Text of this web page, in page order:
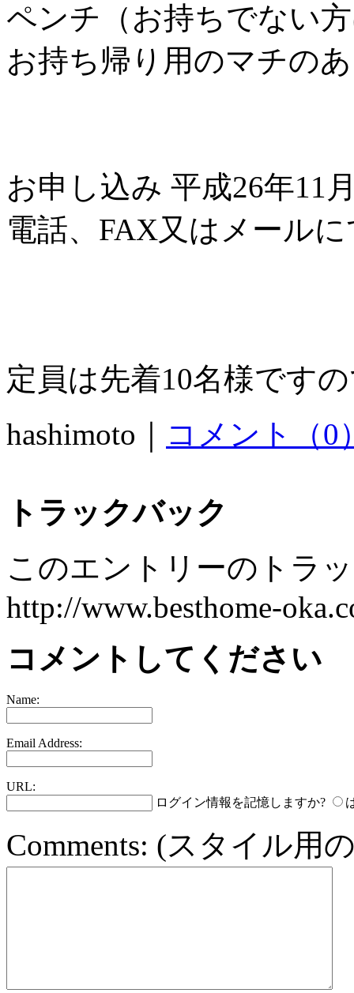
ペンチ（お持ちでない
お持ち帰り用のマチの
お申し込み 平成26年11
電話、FAX又はメール
定員は先着10名様です
hashimoto｜
コメント（0
トラックバック
このエントリーのトラ
http://www.besthome-
コメントしてください
Name:
Email Address:
URL:
ログイン情報を記憶しますか?
Comments: (スタイル用